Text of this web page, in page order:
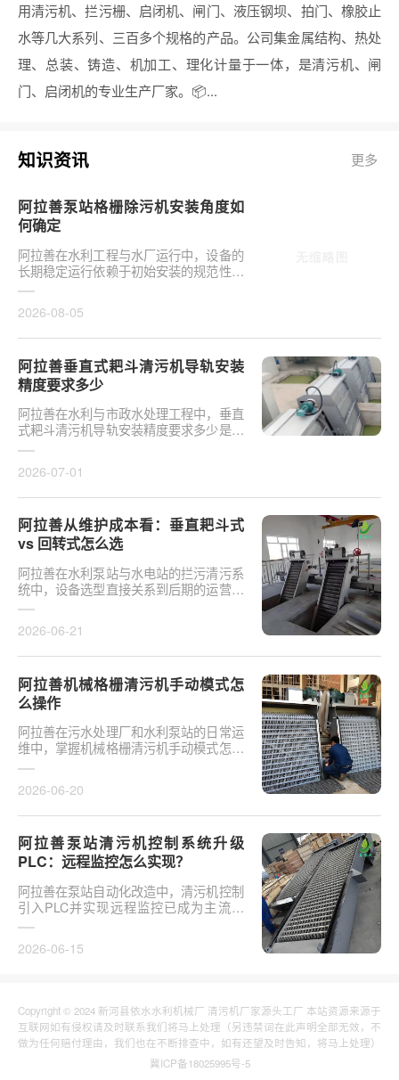
用清污机、拦污栅、启闭机、闸门、液压钢坝、拍门、橡胶止
水等几大系列、三百多个规格的产品。公司集金属结构、热处
理、总装、铸造、机加工、理化计量于一体，是清污机、闸
门、启闭机的专业生产厂家。📦...
知识资讯 更多
阿拉善泵站格栅除污机安装角度如
何确定
阿拉善在水利工程与水厂运行中，设备的
长期稳定运行依赖于初始安装的规范性。
对于泵站核心拦污设备而言，其倾斜度直
2026-08-05
阿拉善垂直式耙斗清污机导轨安装
精度要求多少
阿拉善在水利与市政水处理工程中，垂直
式耙斗清污机导轨安装精度要求多少是决
定设备运行平稳性的核心**。导轨作为耙
2026-07-01
阿拉善从维护成本看：垂直耙斗式
vs 回转式怎么选
阿拉善在水利泵站与水电站的拦污清污系
统中，设备选型直接关系到后期的运营开
支。探讨从维护成本看：垂直耙斗式 vs
2026-06-21
阿拉善机械格栅清污机手动模式怎
么操作
阿拉善在污水处理厂和水利泵站的日常运
维中，掌握机械格栅清污机手动模式怎么
操作是保障设备稳定运行的基础环节。以
2026-06-20
阿拉善泵站清污机控制系统升级
PLC：远程监控怎么实现？
阿拉善在泵站自动化改造中，清污机控制
引入PLC并实现远程监控已成为主流趋
势。传统清污机多采用继电器硬接线，无
2026-06-15
Copyright © 2024 新河县依水水利机械厂 清污机厂家源头工厂 本站资源来源于
互联网如有侵权请及时联系我们将马上处理（另违禁词在此声明全部无效，不
做为任何赔付理由，我们也在不断排查中，如有还望及时告知，将马上处理）
冀ICP备18025995号-5